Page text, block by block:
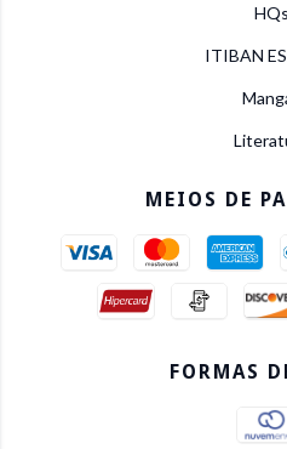
HQs
ITIBAN
MEIOS DE
FORMAS